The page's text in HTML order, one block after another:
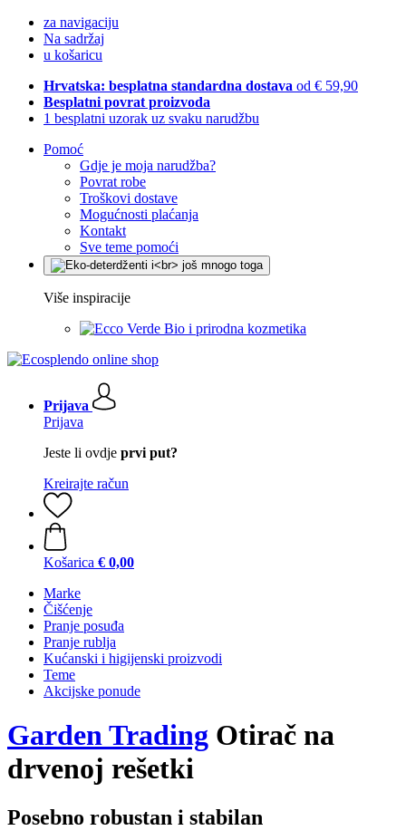
za navigaciju
Na sadržaj
u košaricu
Hrvatska: besplatna standardna dostava od € 59,90
Besplatni povrat proizvoda
1 besplatni uzorak uz svaku narudžbu
Pomoć
Gdje je moja narudžba?
Povrat robe
Troškovi dostave
Mogućnosti plaćanja
Kontakt
Sve teme pomoći
Više inspiracije
Bio i prirodna kozmetika
Prijava
Prijava
Jeste li ovdje prvi put?
Kreirajte račun
Košarica € 0,00
Marke
Čišćenje
Pranje posuđa
Pranje rublja
Kućanski i higijenski proizvodi
Teme
Akcijske ponude
Garden Trading Otirač na
drvenoj rešetki
Posebno robustan i stabilan